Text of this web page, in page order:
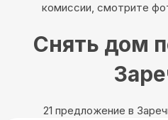
комиссии, смотрите
Снять дом
21 предложение в